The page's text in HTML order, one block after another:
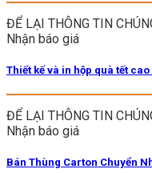
ĐỂ LẠI THÔNG TIN
Nhận báo giá
Thiết kế và in hộp quà tết
ĐỂ LẠI THÔNG TIN
Nhận báo giá
Bán Thùng Carton Chuyển